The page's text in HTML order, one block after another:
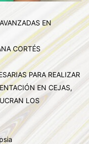
EN
CORTÉS
PARA REALIZAR
EN CEJAS,
LOS